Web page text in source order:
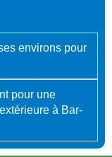
environs pour
pour une
à Bar-